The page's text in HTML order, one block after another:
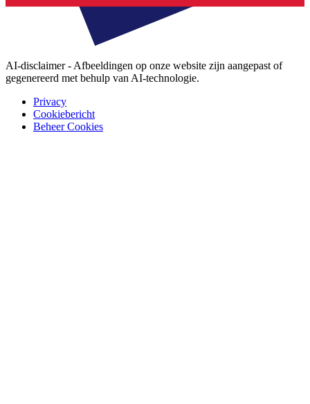
AI-disclaimer - Afbeeldingen op onze website zijn aangepast of
gegenereerd met behulp van AI-technologie.
Privacy
Cookiebericht
Beheer Cookies